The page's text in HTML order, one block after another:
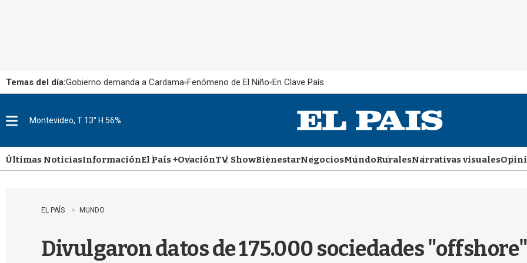
Temas del día:Gobierno demanda a Cardama Fenómeno de El Niño En Clave País
u
Montevideo, T 13° H 56%
Últimas NoticiasInformaciónEl País +OvaciónTV ShowBienestarNegociosMundoRuralesNarrativas visuales
EL PAÍS MUNDO
Divulgaron datos de 175.000 sociedades